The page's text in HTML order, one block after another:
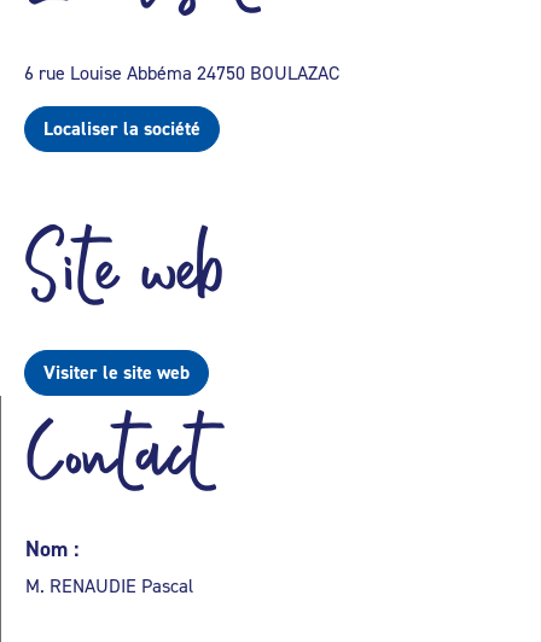
6 rue Louise Abbéma 24750 BOULAZAC
Localiser la société
Site web
Visiter le site web
Contact
Nom :
M. RENAUDIE Pascal